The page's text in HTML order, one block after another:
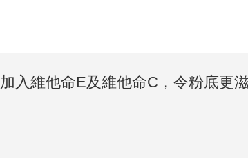
加入維他命E及維他命C，令粉底更